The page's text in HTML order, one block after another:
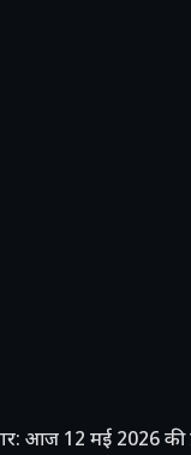
आज 12 मई 2026 की